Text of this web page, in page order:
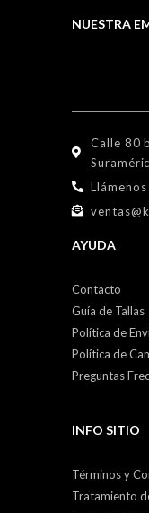
NUESTRA
Calle 80
AYUDA
Contacto
Guía de Tallas
Política de
Política de
Preguntas
INFO SITIO
Términos y
Tratamiento